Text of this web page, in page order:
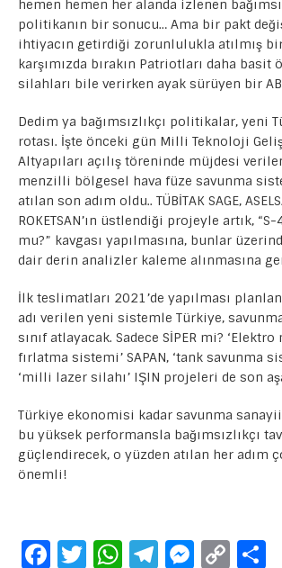
hemen hemen her alanda izlenen
politikanın bir sonucu… Ama bir pakt
ihtiyacın getirdiği zorunlulukla atılmış bir
karşımızda bırakın Patriotları daha basit
silahları bile verirken ayak sürüyen bir
Dedim ya bağımsızlıkçı politikalar, yeni
rotası. İşte önceki gün Milli Teknoloji
Altyapıları açılış töreninde müjdesi
menzilli bölgesel hava füze savunma
atılan son adım oldu.. TÜBİTAK SAGE,
ROKETSAN’ın üstlendiği projeyle artık,
mu?” kavgası yapılmasına, bunlar
dair derin analizler kaleme alınmasına
İlk teslimatları 2021’de yapılması
adı verilen yeni sistemle Türkiye,
sınıf atlayacak. Sadece SİPER mi?
fırlatma sistemi’ SAPAN, ‘tank savunma
‘milli lazer silahı’ IŞIN projeleri de son
Türkiye ekonomisi kadar savunma
bu yüksek performansla bağımsızlıkçı
güçlendirecek, o yüzden atılan her adım
önemli!
F T W T M C